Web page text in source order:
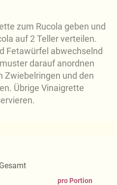
zum Rucola geben und
auf 2 Teller verteilen.
Fetawürfel abwechselnd
darauf anordnen
Zwiebelringen und den
Übrige Vinaigrette
Gesamt
pro Portion